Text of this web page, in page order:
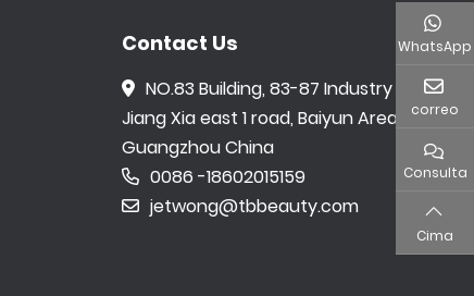
Contact Us
NO.83 Building, 83-87 Industry area,
Jiang Xia east 1 road, Baiyun Area,
Guangzhou China
0086 -18602015159
jetwong@tbbeauty.com
WhatsApp
correo
Consulta
Cima